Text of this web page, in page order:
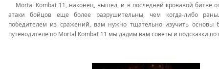
Mortal Kombat 11, наконец, вышел, и в последней кровавой битве
атаки бойцов еще более разрушительны, чем когда-либо
победителем из сражений, вам нужно тщательно изучить основы
путеводителе по Mortal Kombat 11 мы дадим вам советы и подсказки